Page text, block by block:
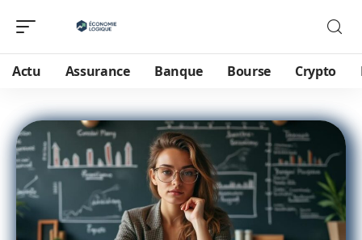
Actu Assurance Banque Bourse Crypto